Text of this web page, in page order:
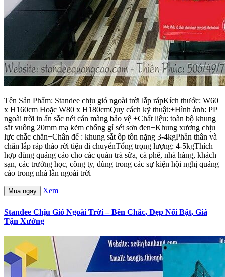
Tên Sản Phẩm: Standee chịu gió ngoài trời lắp rápKích thước: W60
x H160cm Hoặc W80 x H180cmQuy cách kỹ thuật:+Hình ảnh: PP
ngoài trời in ấn sắc nét cán màng bảo vệ +Chất liệu: toàn bộ khung
sắt vuông 20mm mạ kẽm chống gỉ sét sơn đen+Khung xương chịu
lực chắc chắn+Chân đế : khung sắt ốp tôn nặng 3-4kgPhần thân và
chân lắp ráp tháo rời tiện di chuyểnTổng trọng lượng: 4-5kgThích
hợp dùng quảng cáo cho các quán trà sữa, cà phê, nhà hàng, khách
sạn, các trường học, công ty, dùng trong các sự kiện hội nghị quảng
cáo trong nhà lẫn ngoài trời
Mua ngay Xem
Standee Chịu Gió Ngoài Trời – Bền Chắc, Đẹp Nổi Bật, Giá
Tận Xưởng